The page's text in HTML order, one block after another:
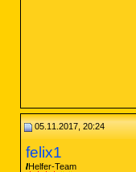
05.11.2017, 20:24
felix1
Helfer-Team